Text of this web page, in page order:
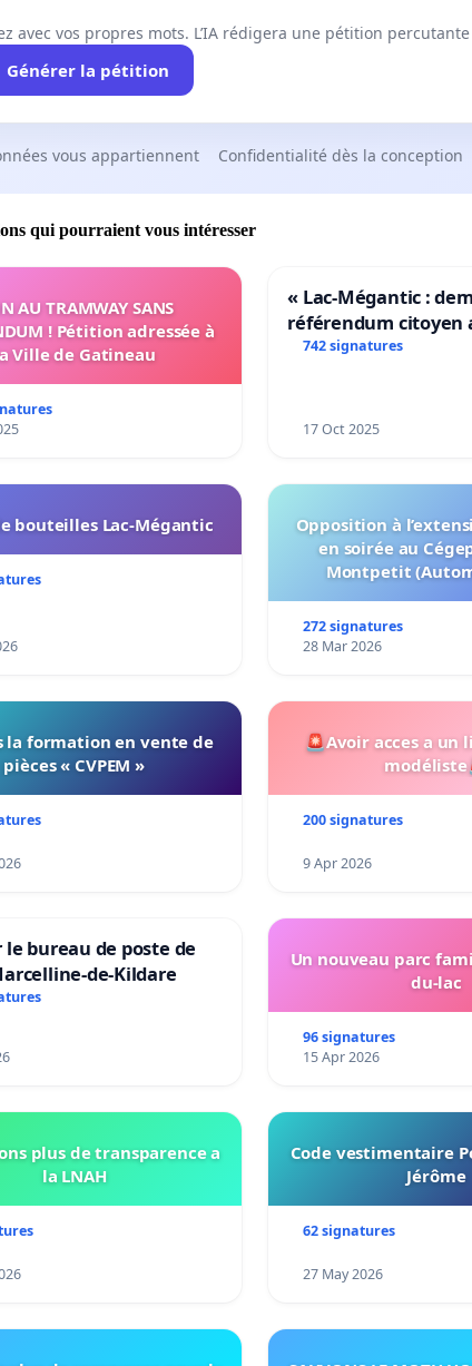
avec vos propres mots. L’IA rédigera une pétition
Générer la pétition
vous appartiennent Confidentialité dès la conception
qui pourraient vous intéresser
AU TRAMWAY SANS
! Pétition adressée à
Ville de Gatineau
« Lac-Mégantic :
référendum citoyen
transformation
742 signatures
17 Oct 2025
bouteilles Lac-Mégantic
Opposition à
en soirée au
Montpetit
272 signatures
28 Mar 2026
la formation en vente de
pièces « CVPEM »
🚨Avoir acces a un
200 signatures
9 Apr 2026
le bureau de poste de
de-Kildare
Un nouveau parc
du-lac
96 signatures
15 Apr 2026
plus de transparence a
la LNAH
Code vestimentaire
Jérôme
62 signatures
27 May 2026